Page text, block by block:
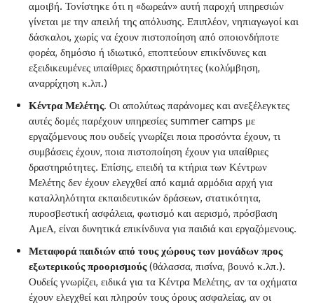
αμοιβή. Τονίστηκε ότι η «δωρεάν» αυτή παροχή υπηρεσιών
γίνεται με την απειλή της απόλυσης. Επιπλέον, νηπιαγωγοί και
δάσκαλοι, χωρίς να έχουν πιστοποίηση από οποιονδήποτε
φορέα, δημόσιο ή ιδιωτικό, εποπτεύουν επικίνδυνες και
εξειδικευμένες υπαίθριες δραστηριότητες (κολύμβηση,
αναρρίχηση κ.λπ.)
Κέντρα Μελέτης. Οι απολύτως παράνομες και ανεξέλεγκτες
αυτές δομές παρέχουν υπηρεσίες summer camps με
εργαζόμενους που ουδείς γνωρίζει ποια προσόντα έχουν, τι
συμβάσεις έχουν, ποια πιστοποίηση έχουν για υπαίθριες
δραστηριότητες. Επίσης, επειδή τα κτήρια των Κέντρων
Μελέτης δεν έχουν ελεγχθεί από καμιά αρμόδια αρχή για
καταλληλότητα εκπαιδευτικών δράσεων, στατικότητα,
πυροσβεστική ασφάλεια, φωτισμό και αερισμό, πρόσβαση
ΑμεΑ, είναι δυνητικά επικίνδυνα για παιδιά και εργαζόμενους.
Μεταφορά παιδιών από τους χώρους των μονάδων προς
εξωτερικούς προορισμούς(θάλασσα, πισίνα, βουνό κ.λπ.).
Ουδείς γνωρίζει, ειδικά για τα Κέντρα Μελέτης, αν τα οχήματα
έχουν ελεγχθεί και πληρούν τους όρους ασφαλείας, αν οι